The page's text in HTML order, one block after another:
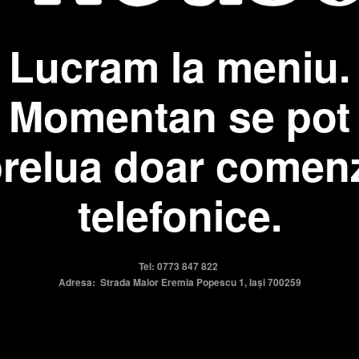
Lucram la meniu.
Momentan se pot
doar
telefonice.
Tel: 0773 847 822
Adresa: Strada Maior Eremia Popescu 1, Iași 700259